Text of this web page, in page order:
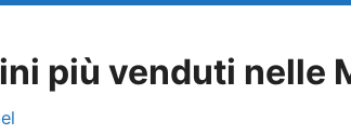
più venduti nelle